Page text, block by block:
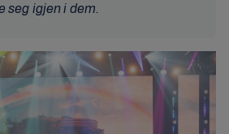
seg igjen i dem.